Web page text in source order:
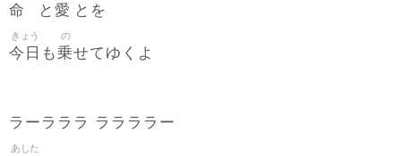
命 と 愛 とを
今日
きょう
も乗
の
せてゆくよ
ラーラララ ララララー
あした